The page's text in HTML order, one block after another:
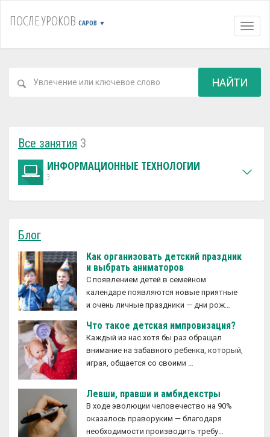
ПОСЛЕ УРОКОВ САРОВ ▼
НАЙТИ
Все занятия 3
ИНФОРМАЦИОННЫЕ ТЕХНОЛОГИИ
3
Блог
Как организовать детский праздник
и выбрать аниматоров
С появлением детей в семейном
календаре появляются новые приятные
и очень личные праздники — дни рож…
Что такое детская импровизация?
Каждый из нас хотя бы раз обращал
внимание на забавного ребенка, который,
играя, общается со своими …
Левши, правши и амбидекстры
В ходе эволюции человечество на 90%
оказалось праворуким — благодаря
необходимости производить требу…